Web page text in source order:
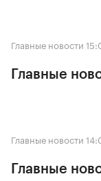
Главные новости
Главные
Главные новости
Главные